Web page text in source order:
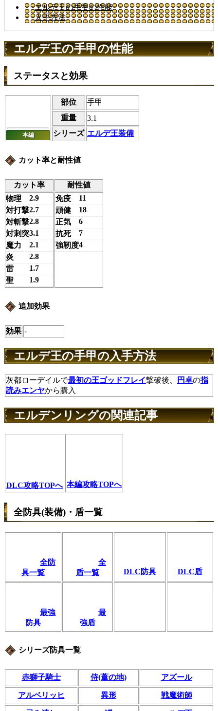
エルデ王の手甲の性能
入手方法
エルデ王の手甲の性能
ステータスと効果
本編
部位
手甲
重量
3.1
シリーズ エルデ王装備
カット率と耐性値
カット率
耐性値
物理
2.9
対打撃2.7
対斬撃2.8
対刺突3.1
魔力
2.1
炎
2.8
雷
1.7
聖
1.9
免疫
11
頑健
18
正気
6
抗死
7
強靭度4
追加効果
効果 -
エルデ王の手甲の入手方法
灰都ローデイルで最初の王ゴッドフレイ撃破後、 円卓の指
読みエンヤから購入
エルデンリングの関連記事
DLC攻略TOPへ 本編攻略TOPへ
全防具(装備)・盾一覧
全防
具一覧
全
盾一覧
DLC防具 DLC盾
最強
防具
最
強盾
シリーズ防具一覧
赤獅子騎士 侍(葦の地) アズール
アルベリッヒ 異形 戦魔術師